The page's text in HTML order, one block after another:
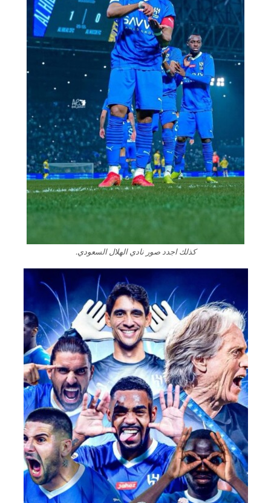
كذلك اجدد صور نادي الهلال السعودي.